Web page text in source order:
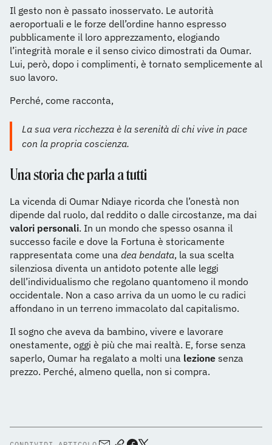
Il gesto non è passato inosservato. Le autorità
aeroportuali e le forze dell’ordine hanno espresso
pubblicamente il loro apprezzamento, elogiando
l’integrità morale e il senso civico dimostrati da Oumar.
Lui, però, dopo i complimenti, è tornato semplicemente al
suo lavoro.
Perché, come racconta,
La sua vera ricchezza è la serenità di chi vive in pace
con la propria coscienza.
Una storia che parla a tutti
La vicenda di Oumar Ndiaye ricorda che l’onestà non
dipende dal ruolo, dal reddito o dalle circostanze, ma dai
valori personali. In un mondo che spesso osanna il
successo facile e dove la Fortuna è storicamente
rappresentata come una dea bendata, la sua scelta
silenziosa diventa un antidoto potente alle leggi
dell’individualismo che regolano quantomeno il mondo
occidentale. Non a caso arriva da un uomo le cu radici
affondano in un terreno immacolato dal capitalismo.
Il sogno che aveva da bambino, vivere e lavorare
onestamente, oggi è più che mai realtà. E, forse senza
saperlo, Oumar ha regalato a molti una lezione senza
prezzo. Perché, almeno quella, non si compra.